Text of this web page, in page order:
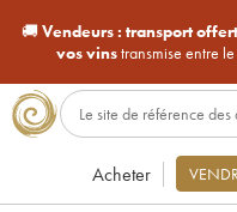
🚚Vendeurs : transport
vos vinstransmise entre
Acheter